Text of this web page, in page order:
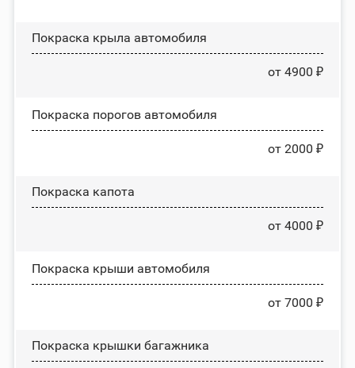
Покраска крыла автомобиля
от 4900 ₽
Покраска порогов автомобиля
от 2000 ₽
Покраска капота
от 4000 ₽
Покраска крыши автомобиля
от 7000 ₽
Покраска крышки багажника